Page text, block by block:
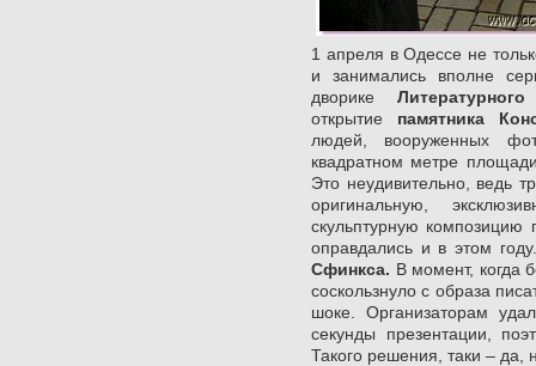
1 апреля в Одессе не
и занимались вполне
дворике
открытие памятника
людей, вооруженных
квадратном метре
Это неудивительно, ведь
оригинальную,
скульптурную
оправдались и в этом
Сфинкса. В момент, когда
соскользнуло с образа
шоке. Организаторам
секунды презентации,
Такого решения, таки – да,